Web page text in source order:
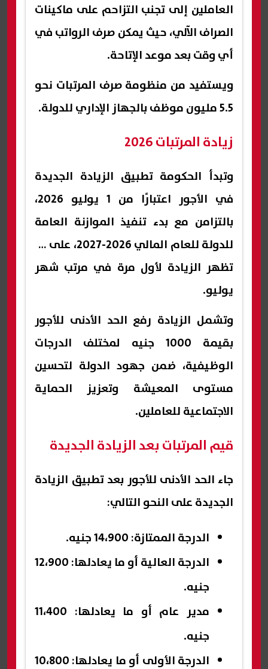
العاملين إلى تجنب التزاحم على ماكينات
الصراف الآلي، حيث يمكن صرف الرواتب في
أي وقت بعد موعد الإتاحة.
ويستفيد من منظومة صرف المرتبات نحو
5.5 مليون موظف بالجهاز الإداري للدولة.
زيادة المرتبات 2026
وتبدأ الحكومة تطبيق الزيادة الجديدة
في الأجور اعتبارًا من 1 يوليو 2026،
بالتزامن مع بدء تنفيذ الموازنة العامة
للدولة للعام المالي 2026-2027، على أن
تظهر الزيادة لأول مرة في مرتب شهر
يوليو.
وتشمل الزيادة رفع الحد الأدنى للأجور
بقيمة 1000 جنيه لمختلف الدرجات
الوظيفية، ضمن جهود الدولة لتحسين
مستوى المعيشة وتعزيز الحماية
الاجتماعية للعاملين.
قيم المرتبات بعد الزيادة الجديدة
جاء الحد الأدنى للأجور بعد تطبيق الزيادة
الجديدة على النحو التالي:
الدرجة الممتازة: 14،900 جنيه.
الدرجة العالية أو ما يعادلها: 12،900
جنيه.
مدير عام أو ما يعادلها: 11،400
جنيه.
الدرجة الأولى أو ما يعادلها: 10،800